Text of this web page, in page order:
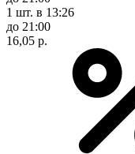
1 шт. в 13:26
до 21:00
16,05 р.